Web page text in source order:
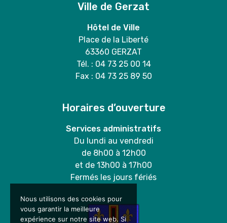
Ville de Gerzat
Hôtel de Ville
Place de la Liberté
63360 GERZAT
Tél. : 04 73 25 00 14
Fax : 04 73 25 89 50
Horaires d’ouverture
Services administratifs
Du lundi au vendredi
de 8h00 à 12h00
et de 13h00 à 17h00
Fermés les jours fériés
Nous utilisons des cookies pour
vous garantir la meilleure
expérience sur notre site web. Si